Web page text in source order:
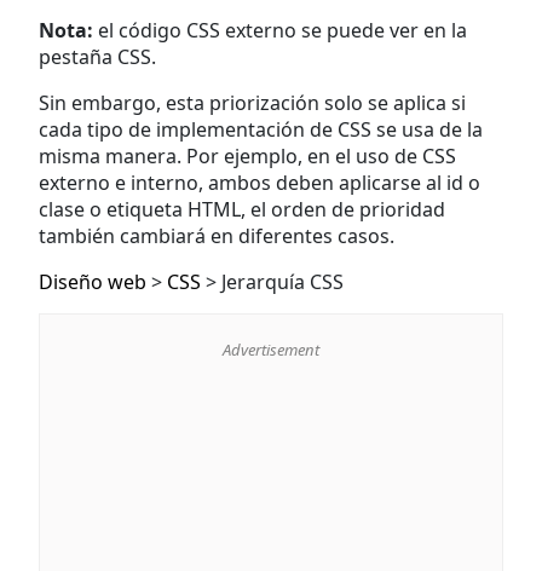
Nota: el código CSS externo se puede ver en la
pestaña CSS.
Sin embargo, esta priorización solo se aplica si
cada tipo de implementación de CSS se usa de la
misma manera. Por ejemplo, en el uso de CSS
externo e interno, ambos deben aplicarse al id o
clase o etiqueta HTML, el orden de prioridad
también cambiará en diferentes casos.
Diseño web > CSS > Jerarquía CSS
Advertisement